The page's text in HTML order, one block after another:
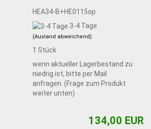
HEA34-B+HE0115op
3-4 Tage
(Ausland abweichend)
1 Stück
wenn aktueller Lagerbestand zu
niedrig ist, bitte per Mail
anfragen. (Frage zum Produkt
weiter unten)
134,00 EUR